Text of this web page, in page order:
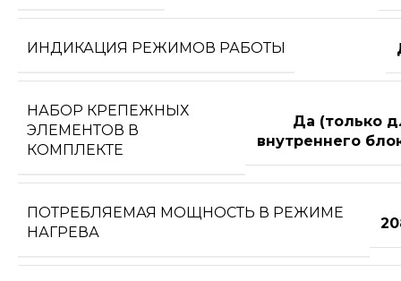
ИНДИКАЦИЯ РЕЖИМОВ РАБОТЫ
НАБОР КРЕПЕЖНЫХ
ЭЛЕМЕНТОВ В
КОМПЛЕКТЕ
Да (только
внутреннего
ПОТРЕБЛЯЕМАЯ МОЩНОСТЬ В РЕЖИМЕ
НАГРЕВА